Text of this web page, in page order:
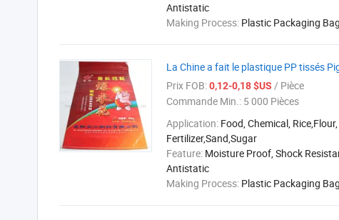
Antistatic
Making Process: Plastic Packaging
La Chine a fait le plastique PP tissés
Prix FOB:0,12-0,18 $US / Pièce
Commande Min.: 5 000 Pièces
Application: Food, Chemical, Rice,Flour,
Fertilizer,Sand,Sugar
Feature: Moisture Proof, Shock
Antistatic
Making Process: Plastic Packaging